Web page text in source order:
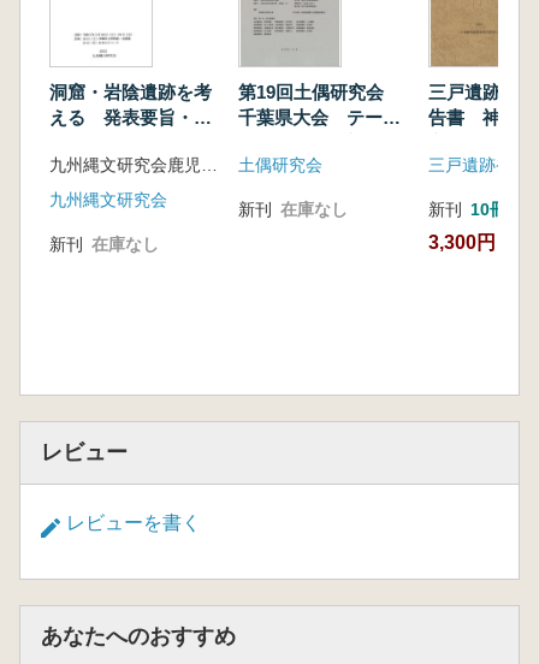
洞窟・岩陰遺跡を考
える 発表要旨・資
九州縄文研究会
新刊 在庫なし
第19回土偶研究会
千葉県大会 テーマ:
偶
土偶研究会
新刊 在庫なし
三戸遺跡発
告書 神奈川
新刊 10冊以上
3,300円
レビュー
レビューを書く
あなたへのおすすめ